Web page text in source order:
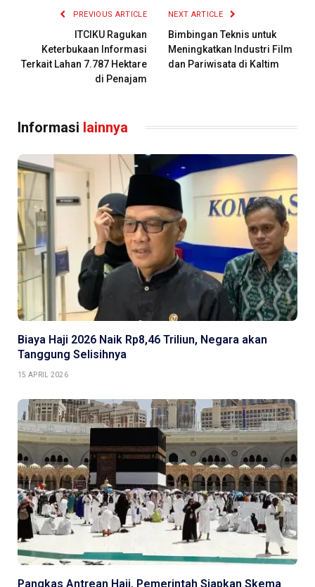
PREVIOUS ARTICLE
ITCIKU Ragukan
Keterbukaan Informasi
Terkait Lahan 7.787 Hektare
di Penajam
NEXT ARTICLE
Bimbingan Teknis untuk
Meningkatkan Industri Film
dan Pariwisata di Kaltim
Informasi lainnya
Biaya Haji 2026 Naik Rp8,46 Triliun, Negara akan
Tanggung Selisihnya
15 APRIL 2026
Pangkas Antrean Haji, Pemerintah Siapkan Skema